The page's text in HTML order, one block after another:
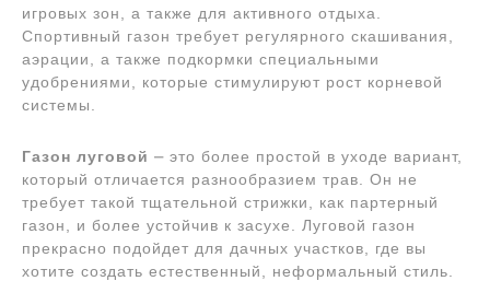
игровых зон, а также для активного отдыха.
Спортивный газон требует регулярного скашивания,
аэрации, а также подкормки специальными
удобрениями, которые стимулируют рост корневой
системы.
Газон луговой ⎼ это более простой в уходе вариант,
который отличается разнообразием трав. Он не
требует такой тщательной стрижки, как партерный
газон, и более устойчив к засухе. Луговой газон
прекрасно подойдет для дачных участков, где вы
хотите создать естественный, неформальный стиль.